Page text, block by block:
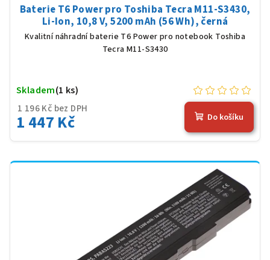
Baterie T6 Power pro Toshiba Tecra M11-S3430,
Li-Ion, 10,8 V, 5200 mAh (56 Wh), černá
Kvalitní náhradní baterie T6 Power pro notebook Toshiba
Tecra M11-S3430
1 196 Kč bez DPH
1 447 Kč
Skladem(1 ks)
Do košíku